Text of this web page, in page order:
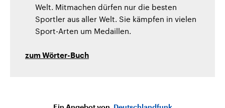
Welt. Mitmachen dürfen nur die besten
Sportler aus aller Welt. Sie kämpfen in vielen
Sport-Arten um Medaillen.
zum Wörter-Buch